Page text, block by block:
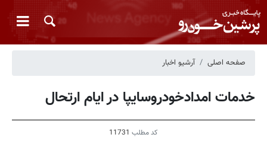
صفحه اصلی آرشیو اخبار
خدمات امدادخودروسایپا در ایام ارتحال
کد مطلب 11731